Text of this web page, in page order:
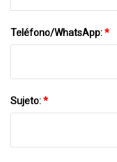
Teléfono/WhatsApp:*
Sujeto:*